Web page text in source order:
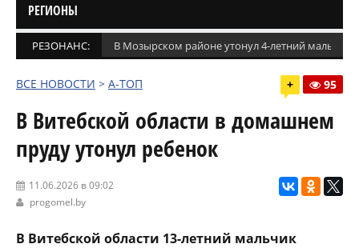
РЕГИОНЫ
РЕЗОНАНС: В Мозырском районе утонул 4-летний мальчик
ВСЕ НОВОСТИ > А-ТОП + 95
В Витебской области в домашнем
пруду утонул ребенок
11.06.2026 в 09:02
progomel.by
В Витебской области 13-летний мальчик